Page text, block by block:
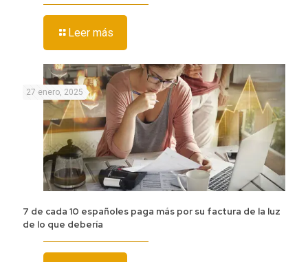
Leer más
27 enero, 2025
7 de cada 10 españoles paga más por su factura de la luz
de lo que debería